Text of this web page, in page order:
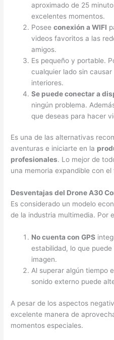
aproximado de 25
excelentes momentos.
Poseeconexión a WIFI
videos favoritos a las
amigos.
Es pequeño y portable.
cualquier lado sin
interiores.
Se puede conectar a
ningún problema.
que deseas para hacer
Es una de las alternativas
aventuras e iniciarte en la
profesionales. Lo mejor de
una memoria expandible con
Desventajas del Drone A30
Es considerado un modelo
de la industria multimedia. Por
No cuenta con GPS
estabilidad, lo que
imagen.
Al superar algún tiempo
sonido externo puede
A pesar de los aspectos
excelente manera de
momentos especiales.